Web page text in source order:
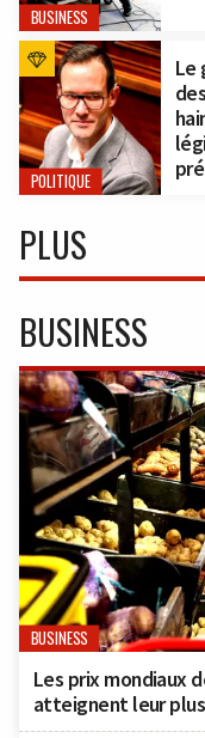
BUSINESS
POLITIQUE
Le
PLUS
BUSINESS
BUSINESS
Les prix mondiaux
atteignent leur